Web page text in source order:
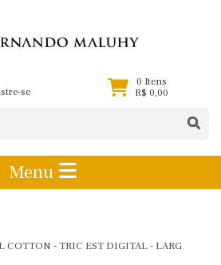
se
0 Itens
R$ 0,00
Menu
COTTON - TRIC EST DIGITAL - LARG